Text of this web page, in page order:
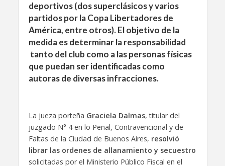
deportivos (dos superclásicos y varios
partidos por la Copa Libertadores de
América, entre otros). El objetivo de la
medida es determinar la responsabilidad
tanto del club como a las personas físicas
que puedan ser identificadas como
autoras de diversas infracciones.
La jueza porteña Graciela Dalmas, titular del
juzgado N° 4 en lo Penal, Contravencional y de
Faltas de la Ciudad de Buenos Aires, resolvió
librar las ordenes de allanamiento y secuestro
solicitadas por el Ministerio Público Fiscal en el